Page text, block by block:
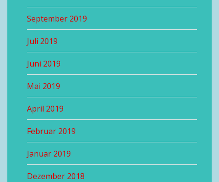
September 2019
Juli 2019
Juni 2019
Mai 2019
April 2019
Februar 2019
Januar 2019
Dezember 2018